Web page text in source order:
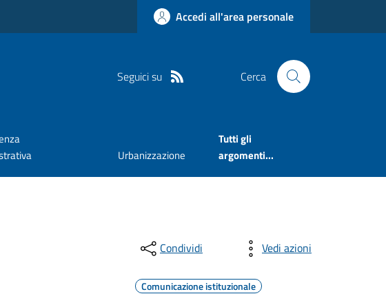
Accedi all'area personale
Seguici su Cerca
Urbanizzazione
Tutti gli
argomenti...
Condividi Vedi azioni
Comunicazione istituzionale